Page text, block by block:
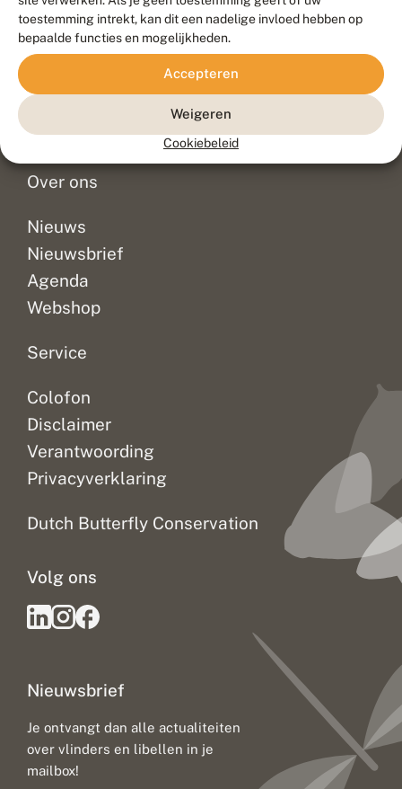
toestemming intrekt, kan dit een nadelige invloed hebben op
bepaalde functies en mogelijkheden.
Accepteren
Weigeren
Cookiebeleid
Contact
Veelgestelde vragen
Doneer
Over ons
Nieuws
Nieuwsbrief
Agenda
Webshop
Service
Colofon
Disclaimer
Verantwoording
Privacyverklaring
Dutch Butterfly Conservation
Nieuwsbrief
Je ontvangt dan alle actualiteiten
over vlinders en libellen in je
mailbox!
Volg ons
Blue Field Agency
Privacy
Disclaimer
Sitemap